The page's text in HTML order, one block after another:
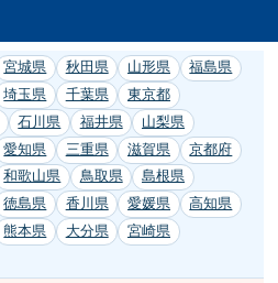
宮城県 秋田県 山形県
福島県
埼玉県 千葉県
東京都
石川県 福井県
山梨県
愛知県 三重県 滋賀県
京都府
和歌山県 鳥取県
島根県
徳島県 香川県 愛媛県
高知県
熊本県 大分県
宮崎県